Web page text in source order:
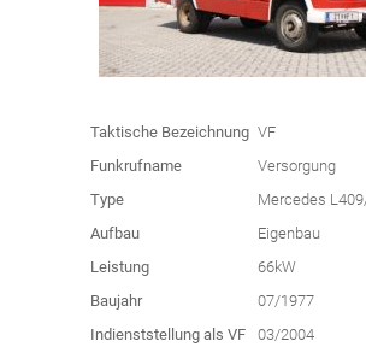
Taktische Bezeichnung VF
Funkrufname
Versorgung
Type
Mercedes
Aufbau
Eigenbau
Leistung
66kW
Baujahr
07/1977
Indienststellung als VF
03/2004